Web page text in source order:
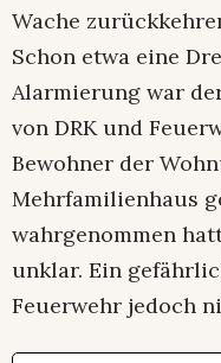
Wache
Schon etwa eine
Alarmierung war
von DRK und
Bewohner der
Mehrfamilienhaus
wahrgenommen
unklar. Ein
Feuerwehr jedoch